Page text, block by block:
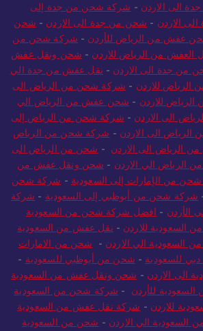
الى الاردن - شركة شحن من جدة إلى
الاردن - شحن من جدة الى الاردن - شحن
عفش من الرياض للأردن - شركة شحن من
العفش من الرياض للاردن - شحن ونقل عفش
من جدة الى الاردن - نقل عفش من جدة الي
للاردن - شركة شحن من الرياض الى
للاردن - شحن عفش من الرياض الي
الى الاردن - شركة شحن من الرياض إلى
الى الاردن - شركة شحن من الرياض
الرياض الى الاردن - شحن من الرياض الى
الرياض الي الاردن - شحن ونقل عفش من
من الإمارات إلى السعودية - شركة شحن
شركة شحن من أبوظبي إلى السعودية - شركة
الأردن - افضل شركة شحن من السعودية
السعودية للاردن - نقل عفش من السعودية
السعودية الي الاردن - شحن من الامارات
للسعودية - شحن من أبوظبي للسعودية -
الى الاردن - شحن ونقل عفش من السعودية
للأردن - شركة شحن من السعودية
للاردن - شركة نقل عفش من السعودية
السعودية الي الاردن - شحن من السعودية